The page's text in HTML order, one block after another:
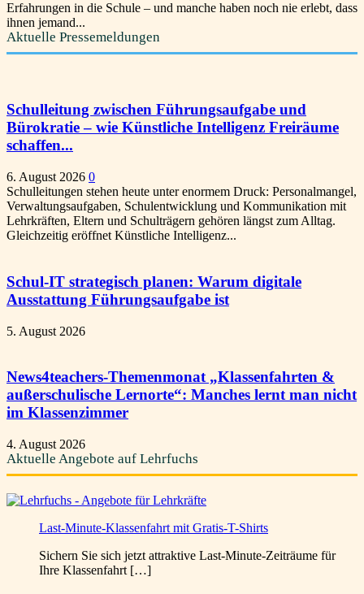
Erfahrungen in die Schule – und manche haben noch nie erlebt, dass
ihnen jemand...
Aktuelle Pressemeldungen
Schulleitung zwischen Führungsaufgabe und
Bürokratie – wie Künstliche Intelligenz Freiräume
schaffen...
6. August 2026 0
Schulleitungen stehen heute unter enormem Druck: Personalmangel,
Verwaltungsaufgaben, Schulentwicklung und Kommunikation mit
Lehrkräften, Eltern und Schulträgern gehören längst zum Alltag.
Gleichzeitig eröffnet Künstliche Intelligenz...
Schul-IT strategisch planen: Warum digitale
Ausstattung Führungsaufgabe ist
5. August 2026
News4teachers-Themenmonat „Klassenfahrten &
außerschulische Lernorte“: Manches lernt man nicht
im Klassenzimmer
4. August 2026
Aktuelle Angebote auf Lehrfuchs
Last-Minute-Klassenfahrt mit Gratis-T-Shirts
Sichern Sie sich jetzt attraktive Last-Minute-Zeiträume für
Ihre Klassenfahrt […]